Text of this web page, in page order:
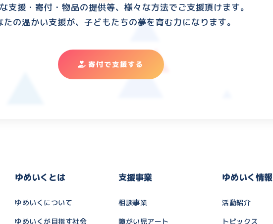
支援・寄付・物品の提供等、様々な方法でご支援頂けます。
たの温かい支援が、子どもたちの夢を育む力になります。
寄付で支援する
ゆめいくとは
ゆめいくについて
ゆめいくが目指す社会
支援事業
相談事業
障がい児アート
ゆめいく情報
活動紹介
トピックス